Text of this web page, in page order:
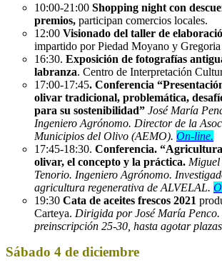
10:00-21:00 Shopping night con
premios, participan comercios locales.
12:00 Visionado del taller de
impartido por Piedad Moyano y
16:30. Exposición de fotografías
labranza. Centro de Interpretación
17:00-17:45. Conferencia
olivar tradicional, problemática,
para su sostenibilidad” José María
Ingeniero Agrónomo. Director de la
Municipios del Olivo (AEMO). On-line.
17:45-18:30. Conferencia.
olivar, el concepto y la práctica. Miguel
Tenorio. Ingeniero Agrónomo.
agricultura regenerativa de ALVELAL.
19:30 Cata de aceites frescos 2021
Carteya. Dirigida por José María
preinscripción 25-30, hasta agotar
Sábado 4 de diciembre